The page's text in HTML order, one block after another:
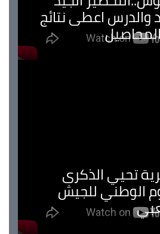
والدرس اعطى نتائج
تحيي الذكرى
الوطني للجيش